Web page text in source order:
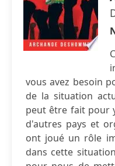
vous avez besoin
de la situation
peut être fait pour
d'autres pays et
ont joué un rôle
dans cette